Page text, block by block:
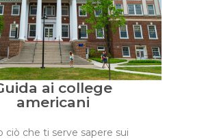
ai college
americani
ciò che ti serve sapere sui